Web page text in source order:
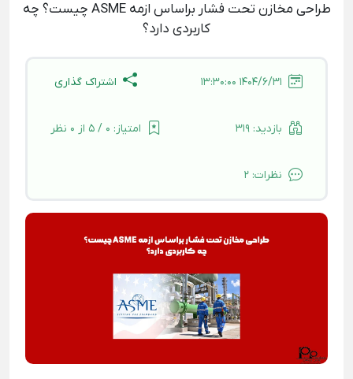
طراحی مخازن تحت فشار براساس ازمه ASME چیست؟ چه
کاربردی دارد؟
اشتراک گذاری
بازدید: 319 امتیاز: 0 / 5 از 0 نظر
نظرات:2